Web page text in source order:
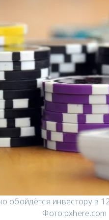
обойдётся инвестору в
Фото:pxhere.com